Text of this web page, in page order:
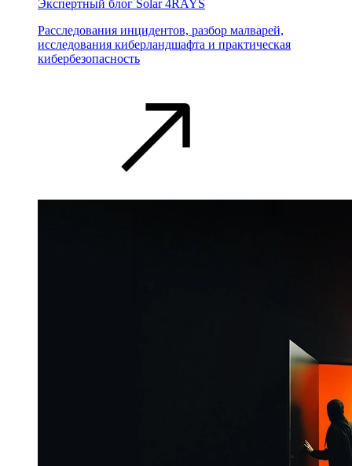
Экспертный блог Solar 4RAYS
Расследования инцидентов, разбор малварей,
исследования киберландшафта и практическая
кибербезопасность